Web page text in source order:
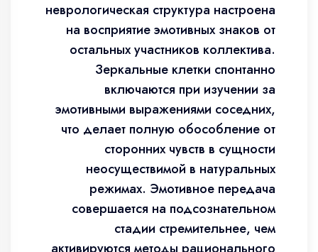
неврологическая структура настроена
на восприятие эмотивных знаков от
остальных участников коллектива.
Зеркальные клетки спонтанно
включаются при изучении за
эмотивными выражениями соседних,
что делает полную обособление от
сторонних чувств в сущности
неосуществимой в натуральных
режимах. Эмотивное передача
совершается на подсознательном
стадии стремительнее, чем